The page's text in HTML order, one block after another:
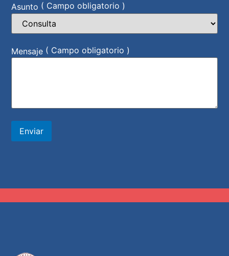
Asunto ( Campo obligatorio )
Mensaje ( Campo obligatorio )
Enviar